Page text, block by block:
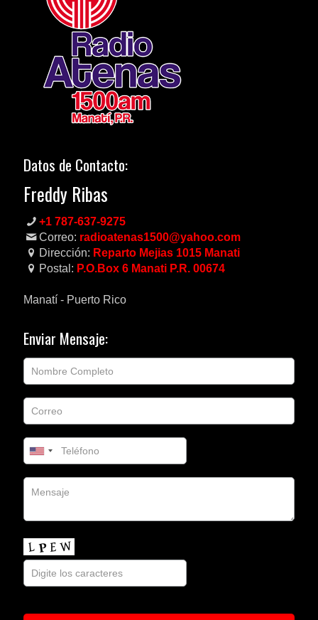
Datos de Contacto:
Freddy Ribas
+1 787-637-9275
Correo: radioatenas1500@yahoo.com
Dirección: Reparto Mejias 1015 Manati
Postal: P.O.Box 6 Manati P.R. 00674
Manatí - Puerto Rico
Enviar Mensaje: